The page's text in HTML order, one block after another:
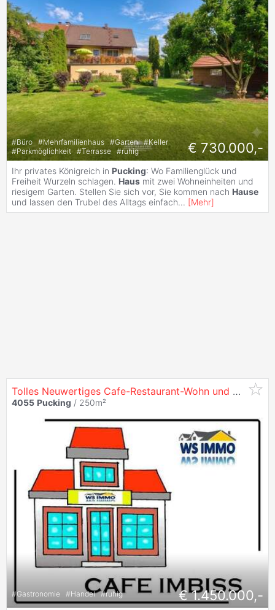
#Büro #Mehrfamilienhaus #Garten #Keller
#Parkmöglichkeit #Terrasse #ruhig € 730.000,-
Ihr privates Königreich in Pucking: Wo Familienglück und
Freiheit Wurzeln schlagen. Haus mit zwei Wohneinheiten und
riesigem Garten. Stellen Sie sich vor, Sie kommen nach Hause
und lassen den Trubel des Alltags einfach... [Mehr]
Tolles Neuwertiges Cafe-Restaurant-Wohn und Geschäfts-
4055 Pucking / 250m²
#Gastronomie #Handel #ruhig € 1.450.000,-